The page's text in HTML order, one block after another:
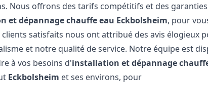
Nous offrons des tarifs compétitifs et des
et dépannage chauffe eau Eckbolsheim, pour
clients satisfaits nous ont attribué des avis élogieux
et notre qualité de service. Notre équipe est
à vos besoins d'installation et dépannage
Eckbolsheim et ses environs, pour